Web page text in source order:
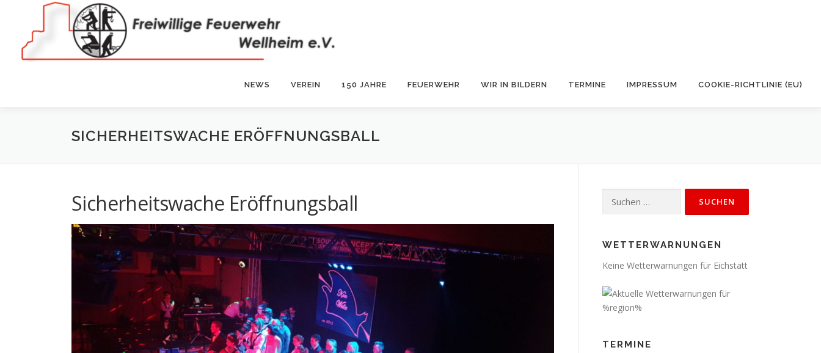
springen
NEWS VEREIN 150 JAHRE FEUERWEHR WIR IN BILDERN TERMINE IMPRESSUM COOKIE-RICHTLINIE (EU)
SICHERHEITSWACHE ERÖFFNUNGSBALL
Sicherheitswache Eröffnungsball
nach:
WETTERWARNUNGEN
Keine Wetterwarnungen für Eichstätt
TERMINE